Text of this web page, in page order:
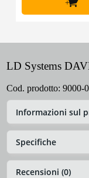
+
LD Systems
Cod. prodotto: 9000-
Informazioni sul
Specifiche
Recensioni (0)